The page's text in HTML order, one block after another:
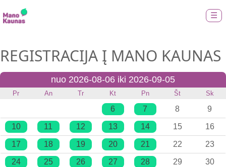
☰
REGISTRACIJA Į MANO KAUNAS
nuo 2026-08-06 iki 2026-09-05
Pr An Tr Kt Pn Št Sk
6 7 8 9
10 11 12 13 14 15 16
17 18 19 20 21 22 23
24 25 26 27 28 29 30